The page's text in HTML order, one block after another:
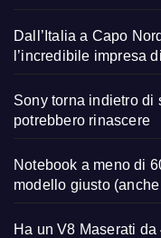
Dall’Italia a Capo
l’incredibile impresa
Sony torna indietro di
potrebbero rinascere
Notebook a meno di
modello giusto
Ha un V8 Maserati da